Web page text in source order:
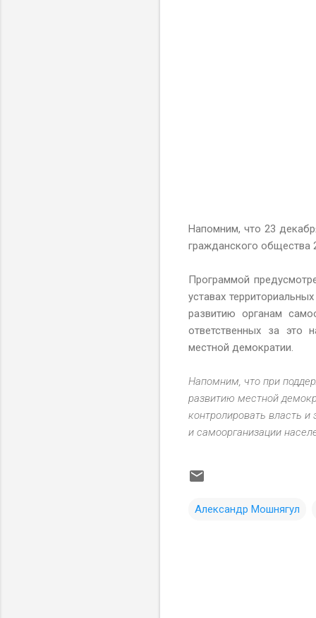
Напомним, что 23
гражданского общества
Программой
уставах
развитию органам
ответственных за это
местной демократии.
Напомним, что при
развитию местной
контролировать власть
и самоорганизации
Александр Мошнягул